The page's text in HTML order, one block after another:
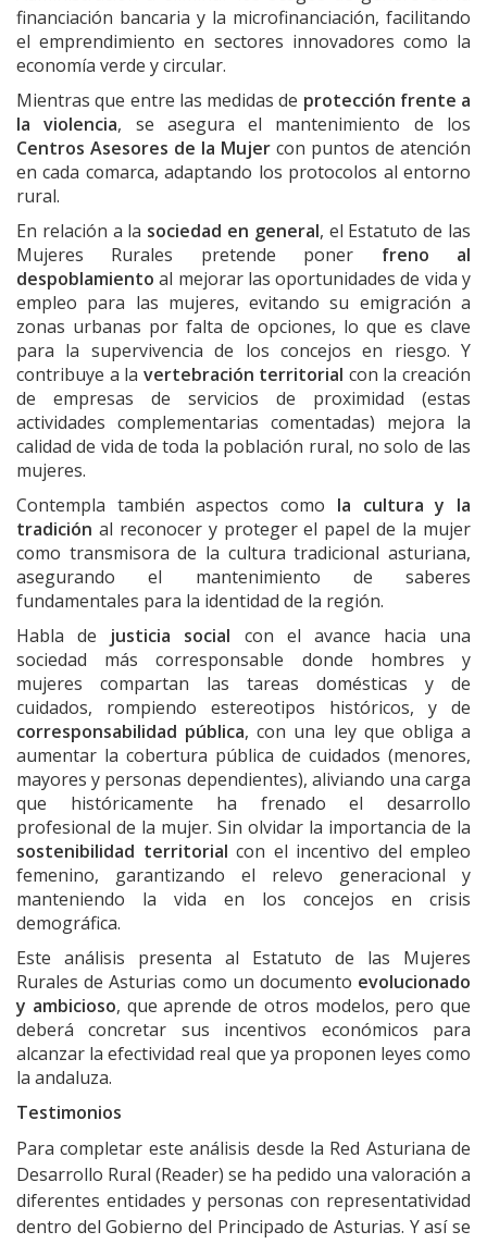
financiación bancaria y la microfinanciación, facilitando
el emprendimiento en sectores innovadores como la
economía verde y circular.
Mientras que entre las medidas de protección frente a
la violencia, se asegura el mantenimiento de los
Centros Asesores de la Mujer con puntos de atención
en cada comarca, adaptando los protocolos al entorno
rural.
En relación a la sociedad en general, el Estatuto de las
Mujeres Rurales pretende poner freno al
despoblamientoal mejorar las oportunidades de vida y
empleo para las mujeres, evitando su emigración a
zonas urbanas por falta de opciones, lo que es clave
para la supervivencia de los concejos en riesgo. Y
contribuye a la vertebración territorial con la creación
de empresas de servicios de proximidad (estas
actividades complementarias comentadas) mejora la
calidad de vida de toda la población rural, no solo de las
mujeres.
Contempla también aspectos como la cultura y la
tradición al reconocer y proteger el papel de la mujer
como transmisora de la cultura tradicional asturiana,
asegurando el mantenimiento de saberes
fundamentales para la identidad de la región.
Habla de justicia social con el avance hacia una
sociedad más corresponsable donde hombres y
mujeres compartan las tareas domésticas y de
cuidados, rompiendo estereotipos históricos, y de
corresponsabilidad pública, con una ley que obliga a
aumentar la cobertura pública de cuidados (menores,
mayores y personas dependientes), aliviando una carga
que históricamente ha frenado el desarrollo
profesional de la mujer. Sin olvidar la importancia de la
sostenibilidad territorial con el incentivo del empleo
femenino, garantizando el relevo generacional y
manteniendo la vida en los concejos en crisis
demográfica.
Este análisis presenta al Estatuto de las Mujeres
Rurales de Asturias como un documento evolucionado
y ambicioso, que aprende de otros modelos, pero que
deberá concretar sus incentivos económicos para
alcanzar la efectividad real que ya proponen leyes como
la andaluza.
Testimonios
Para completar este análisis desde la Red Asturiana de
Desarrollo Rural (Reader) se ha pedido una valoración a
diferentes entidades y personas con representatividad
dentro del Gobierno del Principado de Asturias. Y así se